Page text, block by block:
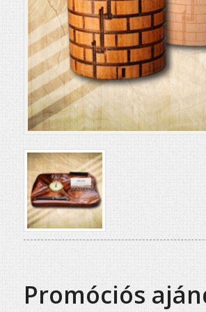
Promóciós